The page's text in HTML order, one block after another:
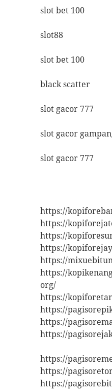
slot bet 100
slot88
slot bet 100
black scatter
slot gacor 777
slot gacor
slot gacor 777
https://
https://
https://
https://
https://
https://
org/
https://
https://
https://
https://
https://
https://
https://